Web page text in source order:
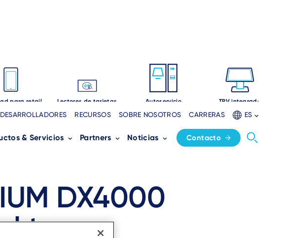
DESARROLLADORES RECURSOS SOBRE NOSOTROS CARRERAS ES
& Servicios Partners Noticias Contacto
para retail Lectores de tarjetas Autoservicio TPV integrado
DX4000